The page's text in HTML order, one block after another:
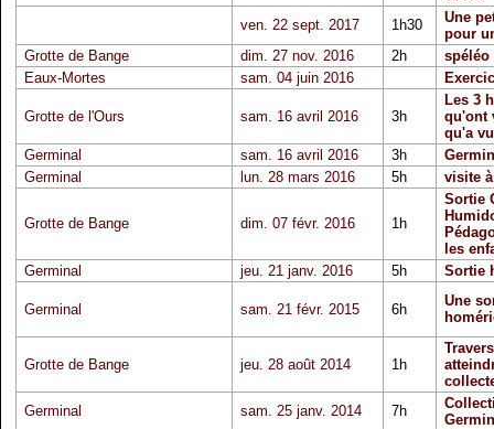
ven. 22 sept. 2017
1h30
Une
pour
Grotte de Bange
dim. 27 nov. 2016 2h
spéléo
Eaux-Mortes
sam. 04 juin 2016
Grotte de l'Ours sam. 16 avril 2016 3h
Les 3
qu'ont
qu'a
Germinal
sam. 16 avril 2016 3h
Germinal
lun. 28 mars 2016 5h visite
Grotte de Bange dim. 07 févr. 2016 1h
Sortie
les
Germinal
jeu. 21 janv. 2016 5h Sortie
Germinal sam. 21 févr. 2015 6h
Une
Grotte de Bange jeu. 28 août 2014 1h
Germinal
sam. 25 janv. 2014 7h